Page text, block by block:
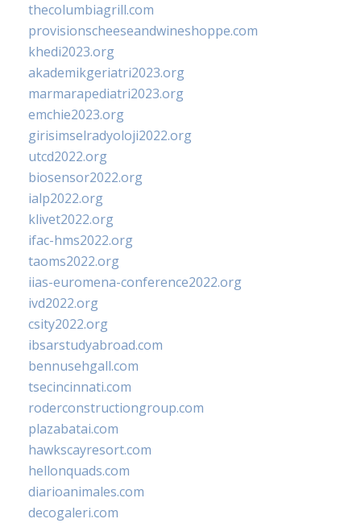
thecolumbiagrill.com
provisionscheeseandwineshoppe.com
khedi2023.org
akademikgeriatri2023.org
marmarapediatri2023.org
emchie2023.org
girisimselradyoloji2022.org
utcd2022.org
biosensor2022.org
ialp2022.org
klivet2022.org
ifac-hms2022.org
taoms2022.org
iias-euromena-conference2022.org
ivd2022.org
csity2022.org
ibsarstudyabroad.com
bennusehgall.com
tsecincinnati.com
roderconstructiongroup.com
plazabatai.com
hawkscayresort.com
hellonquads.com
diarioanimales.com
decogaleri.com